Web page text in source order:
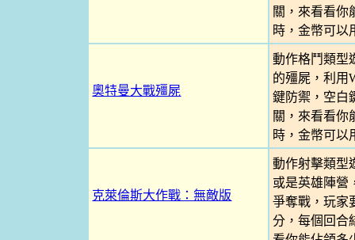
關，來看看你
時，金幣可以
奧特曼大戰殭屍
動作格鬥類型
的殭屍，利用
鍵防禦，空白
關，來看看你
時，金幣可以
克萊倫斯大作戰：無敵版
動作射擊類型
或是英雄陣營
爭奪戰，玩家
分，每個回合